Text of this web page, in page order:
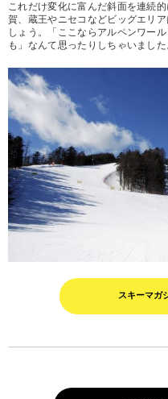
これだけ変化に富んだ斜面を連続
賀、蔵王やニセコなどビッグエリ
しょう。「ここならアルペンワー
も」なんて思ったりしちゃいました
スキーマガ